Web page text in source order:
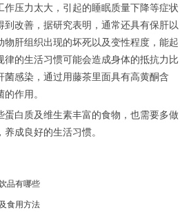
作压力太大，引起的睡眠质量下降等症状
到改善，据研究表明，通常还具有保肝以
物肝组织出现的坏死以及变性程度，能起
律的生活习惯可能会造成身体的抵抗力比
菌感染，通过用藤茶里面具有高黄酮含
作用。
蛋白质及维生素丰富的食物，也需要多做
成良好的生活习惯。
品有哪些
食用方法